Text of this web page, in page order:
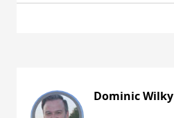
Dominic Wilky